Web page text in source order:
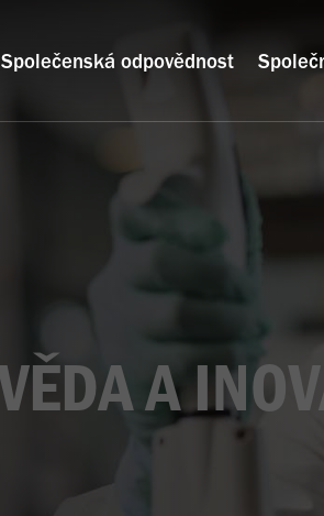
Společenská odpovědnost
A